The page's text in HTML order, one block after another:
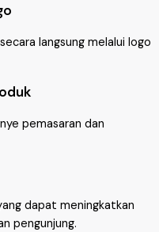
langsung melalui logo
pemasaran dan
dapat meningkatkan
pengunjung.